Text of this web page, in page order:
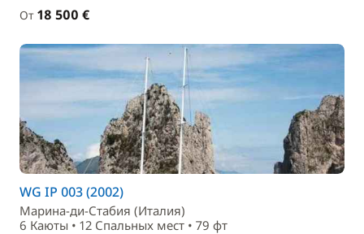
От 18 500 €
WG IP 003 (2002)
Марина-ди-Стабия (Италия)
6 Каюты • 12 Спальныx мест • 79 фт